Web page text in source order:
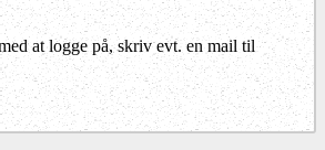
at logge på, skriv evt. en mail til